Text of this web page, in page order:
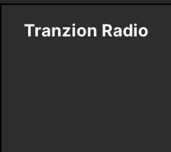
Tranzion Radio